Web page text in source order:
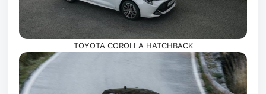
TOYOTA COROLLA HATCHBACK